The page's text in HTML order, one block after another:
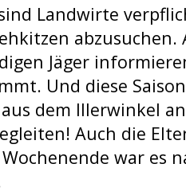
Landwirte
Jäger
Und diese
dem Illerwinkel
Auch die
war es